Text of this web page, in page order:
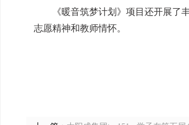
《暖音筑梦计划》项目还开展
志愿精神和教师情怀。